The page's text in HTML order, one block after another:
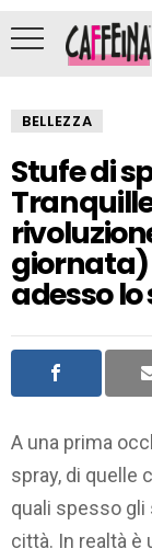
BELLEZZA
Stufe di
giornata)
adesso
A una prima
spray, di quelle
quali spesso gli
città. In realtà è